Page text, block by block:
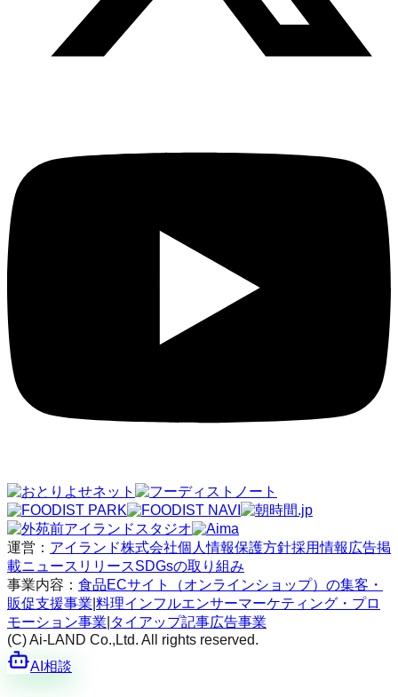
運営： アイランド株式会社個人情報保護方針採用情報 広告掲
載ニュースリリースSDGsの取り組み
事業内容： 食品ECサイト（オンラインショップ）の集客・
販促支援事業 料理インフルエンサーマーケティング・プロ
モーション事業 タイアップ記事広告事業
(C) Ai-LAND Co.,Ltd. All rights reserved.
AI相談